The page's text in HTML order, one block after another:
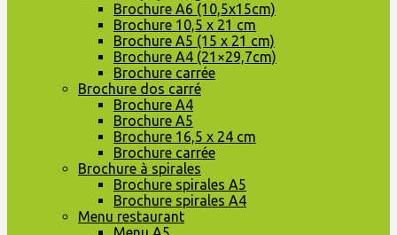
Brochure A6 (10,5x15cm)
Brochure 10,5 x 21 cm
Brochure A5 (15 x 21 cm)
Brochure A4 (21×29,7cm)
Brochure carrée
Brochure dos carré
Brochure A4
Brochure A5
Brochure 16,5 x 24 cm
Brochure carrée
Brochure à spirales
Brochure spirales A5
Brochure spirales A4
Menu restaurant